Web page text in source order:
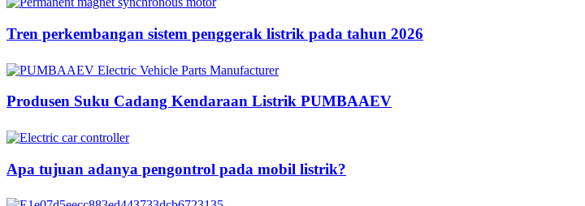
Tren perkembangan sistem penggerak listrik pada tahun 2026
Produsen Suku Cadang Kendaraan Listrik PUMBAAEV
Apa tujuan adanya pengontrol pada mobil listrik?